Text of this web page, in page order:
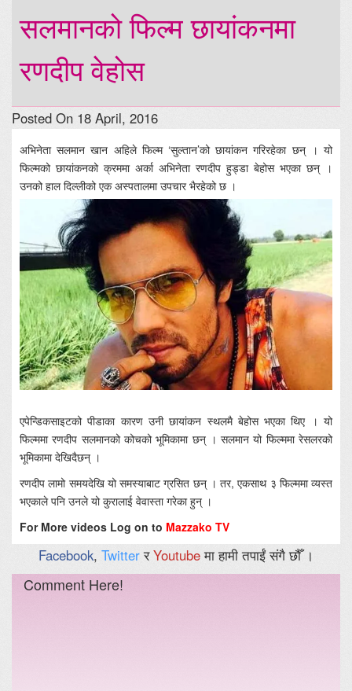
सलमानको फिल्म छायांकनमा
रणदीप वेहोस
Posted On 18 April, 2016
अभिनेता सलमान खान अहिले फिल्म ‘सुल्तान’को छायांकन गरिरहेका छन् । यो
फिल्मको छायांकनको क्रममा अर्का अभिनेता रणदीप हुड्डा बेहोस भएका छन् ।
उनको हाल दिल्लीको एक अस्पतालमा उपचार भैरहेको छ ।
एपेन्डिकसाइटको पीडाका कारण उनी छायांकन स्थलमै बेहोस भएका थिए । यो
फिल्ममा रणदीप सलमानको कोचको भूमिकामा छन् । सलमान यो फिल्ममा रेसलरको
भूमिकामा देखिदैछन् ।
रणदीप लामो समयदेखि यो समस्याबाट ग्रसित छन् । तर, एकसाथ ३ फिल्ममा व्यस्त
भएकाले पनि उनले यो कुरालाई वेवास्ता गरेका हुन् ।
For More videos Log on to Mazzako TV
Facebook, TwitterरYoutubeमा हामी तपाईं संगै छौँ ।
Comment Here!